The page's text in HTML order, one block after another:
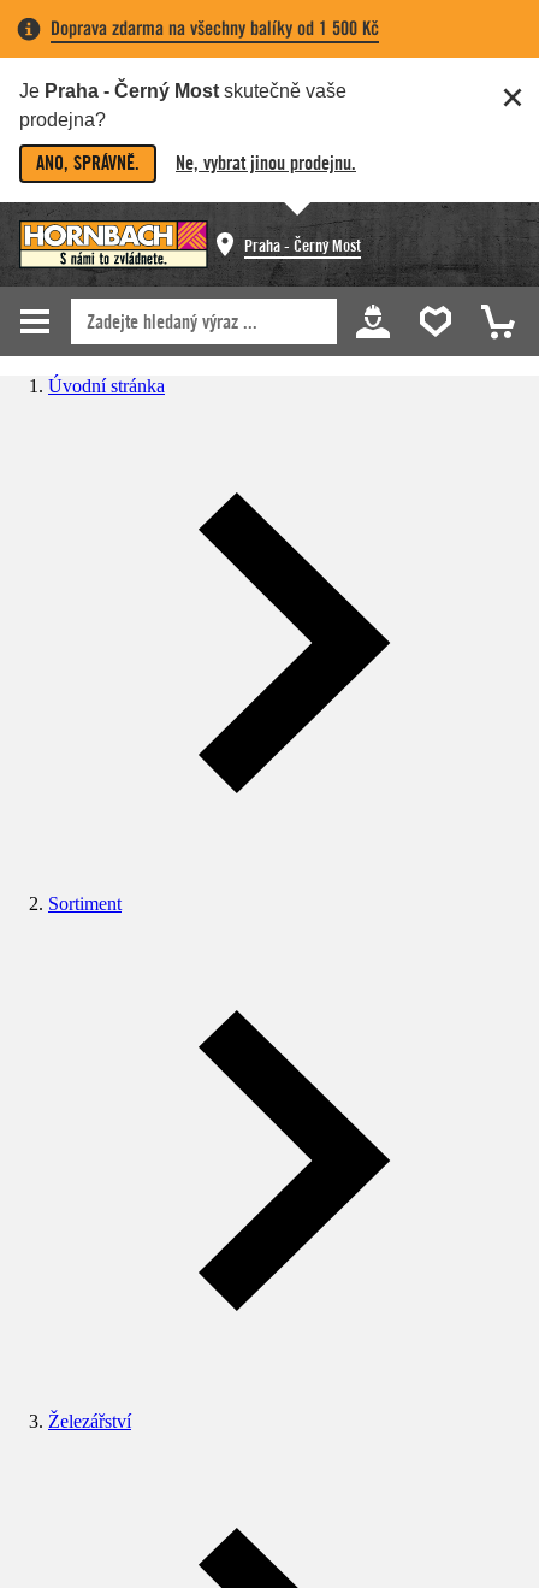
Doprava zdarma na všechny balíky od 1 500 Kč
Je Praha - Černý Most skutečně vaše
prodejna?
ANO, SPRÁVNĚ. Ne, vybrat jinou prodejnu.
Praha - Černý Most
Úvodní stránka
Sortiment
Železářství